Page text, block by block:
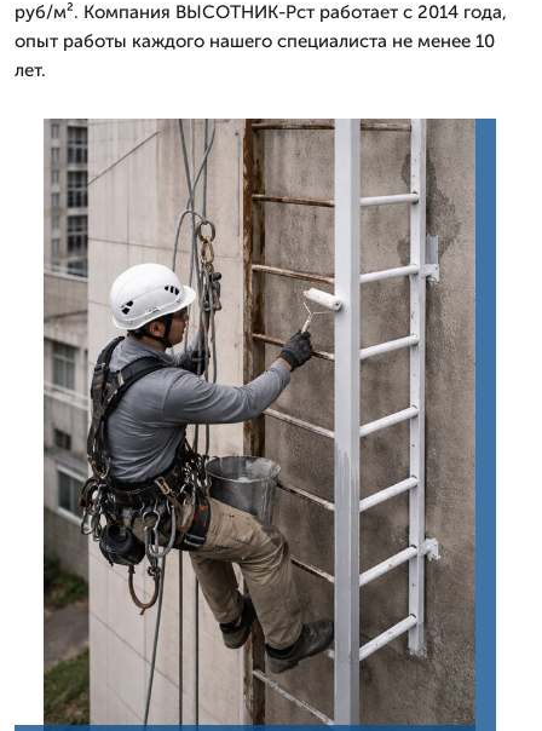
руб/м². Компания ВЫСОТНИК-Рст работает с 2014 года,
опыт работы каждого нашего специалиста не менее 10
лет.